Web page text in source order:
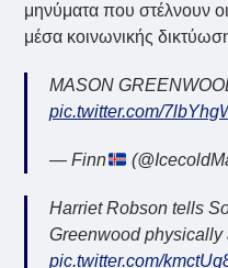
μηνύματα που στέλνουν
μέσα κοινωνικής
MASON
pic.twitter.com/
— Finn
Harriet Robson tells
Greenwood physically
pic.twitter.com/